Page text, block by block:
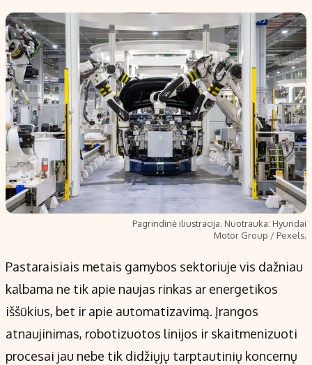
Investavimas
Akcijų rinka
Saulės elektrinės
Kriptovaliutos
Infliacija
Migracija
Nedarbo išmokos skaičiuoklė
Indėliai
Indėlių skaičiuoklė
Būsto finansai
Įdomios naujienos
Redakcija
Apie mus
Turinio žymėjimo taisyklės
Kontaktai
Regionų naujienos
Indėlių palūkanos
Pagrindinė iliustracija. Nuotrauka: Hyundai
Motor Group / Pexels.
Pastaraisiais metais gamybos sektoriuje vis dažniau
kalbama ne tik apie naujas rinkas ar energetikos
iššūkius, bet ir apie automatizavimą. Įrangos
atnaujinimas, robotizuotos linijos ir skaitmenizuoti
procesai jau nebe tik didžiųjų tarptautinių koncernų